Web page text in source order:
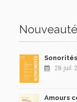
Sonorités
28 juil.
Amours